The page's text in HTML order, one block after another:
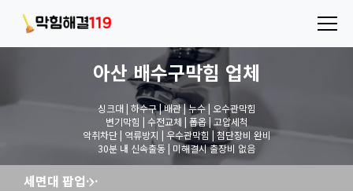
아산 배수구막힘 업체
싱크대 | 하수구 | 배관 | 누수 | 오수관막힘
변기막힘 | 수전교체 | 폽옵 | 고압세척
악취차단 | 역류방지 | 우수관막힘 | 첨단장비 완비
30분 내 신속출동 | 미해결시 출장비 없음
세면대 팝업(폽업) 교체, 막힘과 누수까지 한 번에 해결!